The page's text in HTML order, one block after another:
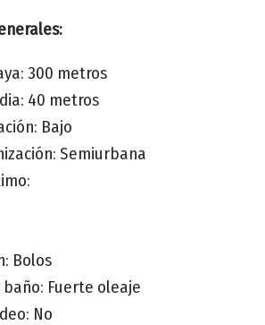
300 metros
40 metros
Bajo
Semiurbana
Bolos
baño: Fuerte oleaje
No